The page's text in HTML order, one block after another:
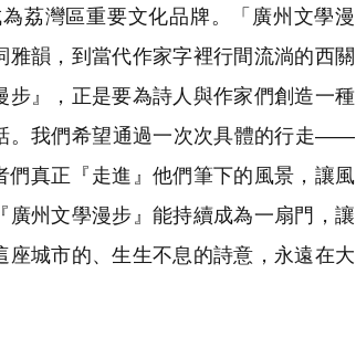
荔灣區重要文化品牌。「廣州文學漫
韻，到當代作家字裡行間流淌的西關
』，正是要為詩人與作家們創造一種
。我們希望通過一次次具體的行走——
真正『走進』他們筆下的風景，讓風
州文學漫步』能持續成為一扇門，讓
城市的、生生不息的詩意，永遠在大